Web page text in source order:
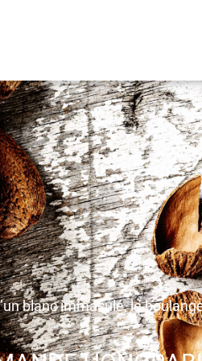
blanc immaculé, le